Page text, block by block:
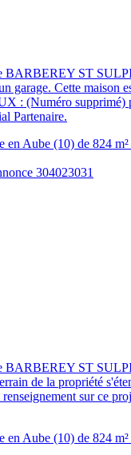
BARBEREY ST
garage. Cette
: (Numéro
Partenaire.
BARBEREY ST
de la propriété
sur ce